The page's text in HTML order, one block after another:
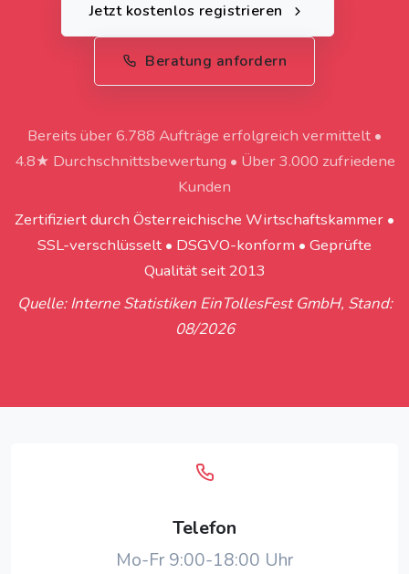
Jetzt kostenlos registrieren
Beratung anfordern
Bereits über 6.788 Aufträge erfolgreich vermittelt •
4.8★ Durchschnittsbewertung • Über 3.000 zufriedene
Kunden
Zertifiziert durch Österreichische Wirtschaftskammer •
SSL-verschlüsselt • DSGVO-konform • Geprüfte
Qualität seit 2013
Quelle: Interne Statistiken EinTollesFest GmbH, Stand:
08/2026
Telefon
Mo-Fr 9:00-18:00 Uhr